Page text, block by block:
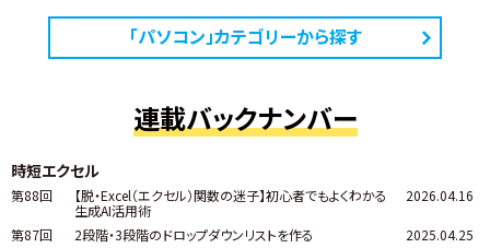
「パソコン」カテゴリーから探す
連載バックナンバー
時短エクセル
第88回
【脱・Excel（エクセル）関数の迷子】初心者でもよくわかる
生成AI活用術
2026.04.16
第87回 2段階・3段階のドロップダウンリストを作る
2025.04.25